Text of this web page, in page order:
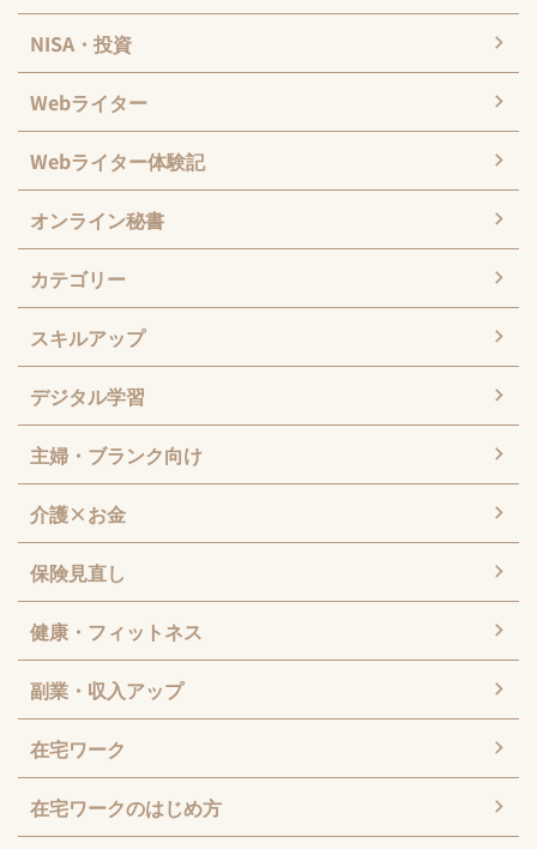
NISA・投資
Webライター
Webライター体験記
オンライン秘書
カテゴリー
スキルアップ
デジタル学習
主婦・ブランク向け
介護×お金
保険見直し
健康・フィットネス
副業・収入アップ
在宅ワーク
在宅ワークのはじめ方